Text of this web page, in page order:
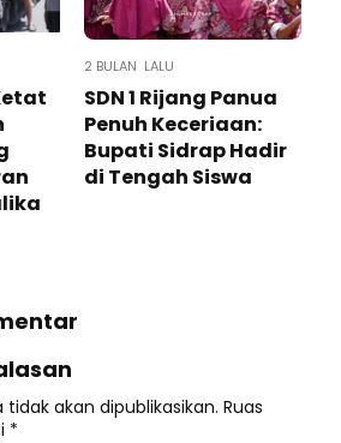
2 BULAN LALU
SDN 1 Rijang Panua
Penuh Keceriaan:
Bupati Sidrap Hadir
di Tengah Siswa
akan dipublikasikan. Ruas
*